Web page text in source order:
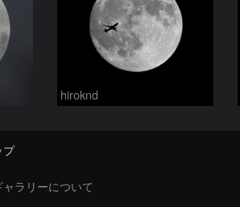
hiroknd
プ
ラリーについて